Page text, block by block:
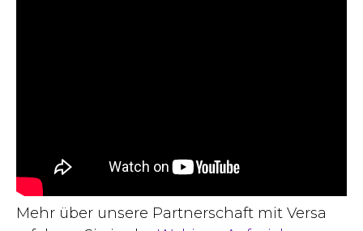
Mehr über unsere Partnerschaft mit Versa